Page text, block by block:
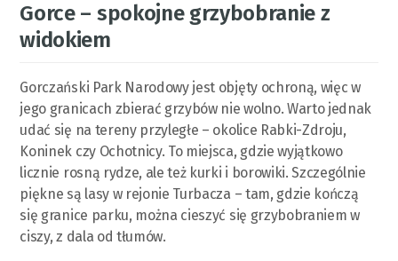
Gorce – spokojne grzybobranie z
widokiem
Gorczański Park Narodowy jest objęty ochroną, więc w
jego granicach zbierać grzybów nie wolno. Warto jednak
udać się na tereny przyległe – okolice Rabki-Zdroju,
Koninek czy Ochotnicy. To miejsca, gdzie wyjątkowo
licznie rosną rydze, ale też kurki i borowiki. Szczególnie
piękne są lasy w rejonie Turbacza – tam, gdzie kończą
się granice parku, można cieszyć się grzybobraniem w
ciszy, z dala od tłumów.